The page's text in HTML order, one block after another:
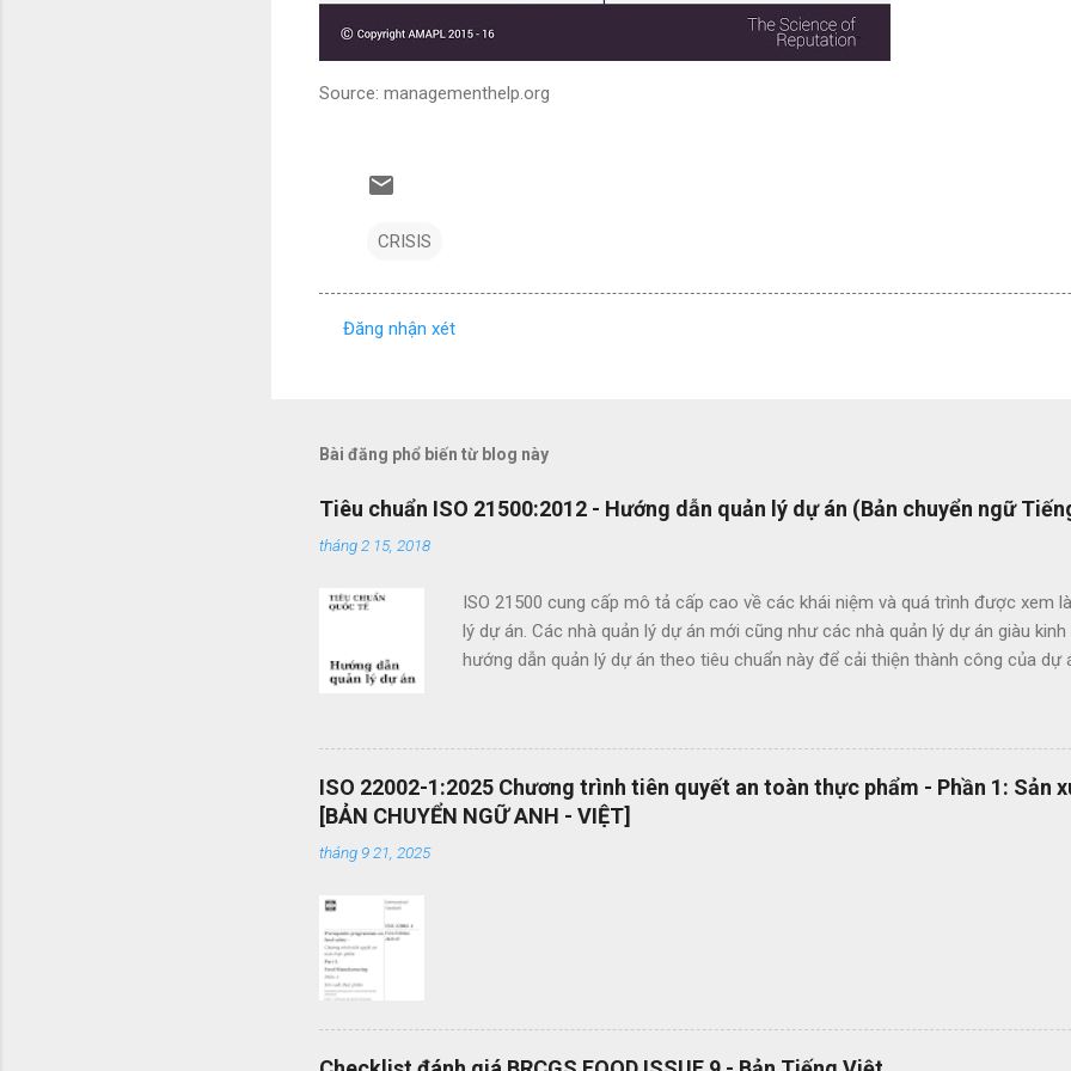
Source: managementhelp.org
CRISIS
n
é
t
Đăng nhận xét
Bài đăng phổ biến từ blog này
Tiêu chuẩn ISO 21500:2012 - Hướng dẫn quản lý dự án (Bản chuyển ngữ
tháng 2 15, 2018
ISO 21500 cung cấp mô tả cấp cao về các khái niệm và quá trình được xem
lý dự án. Các nhà quản lý dự án mới cũng như các nhà quản lý dự án giàu
hướng dẫn quản lý dự án theo tiêu chuẩn này để cải thiện thành công của dự
các tổ chức nhằm nâng cao chất lượng dự án Tạo thuận lợi cho quá trình
việc sử dụng thuật ngữ quản lý dự án một cách nhất quán Cho phép sự linh
án và khả năng làm việc trong các dự án quốc tế Cung cấp các nguyên tắc và
mang tính phổ quát OEMS Chuyển đổi số quy trình thật đơn giản. Hiện tại bộ
được vận hành dạng bản in? OEMS là một công cụ tuyệt vời giúp bạn chuyển
ISO 22002-1:2025 Chương trình tiên quyết an toàn thực phẩm - Phần 1: Sản
[BẢN CHUYỂN NGỮ ANH - VIỆT]
tháng 9 21, 2025